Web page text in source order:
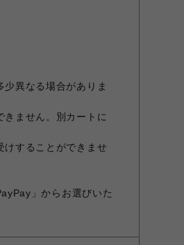
異なる場合がありま
きません。別カートに
けすることができませ
」からお選びいた